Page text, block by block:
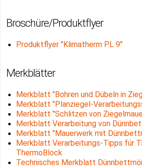
Broschüre/Produktflyer
Produktflyer "Klimatherm PL 9"
Merkblätter
Merkblatt "Bohren und Dübeln in
Merkblatt "Planziegel-
Merkblatt "Schlitzen von
Merkblatt Verarbeitung von
Merkblatt "Mauerwerk mit
Merkblatt Verarbeitungs-Tipps für
ThermoBlock
Technisches Merkblatt